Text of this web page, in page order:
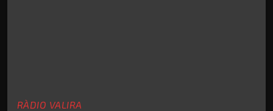
RÀDIO VALIRA